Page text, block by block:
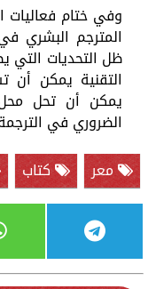
وفي ختام فعاليات
المترجم البشري
ظل التحديات التي
التقنية يمكن أن
يمكن أن تحل محل
الضروري في
معر
كتاب